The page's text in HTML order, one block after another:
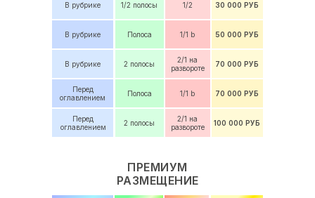
ПРЕМИУМ
РАЗМЕЩЕНИЕ
В рубрике Полоса 1/1 b 50 000 РУБ
В рубрике 2 полосы
2/1 на
развороте
70 000 РУБ
Перед
оглавлением
Полоса 1/1 b 70 000 РУБ
Перед
оглавлением
2 полосы
2/1 на
развороте
100 000 РУБ
В рубрике 1/2 полосы 1/2 30 000 РУБ